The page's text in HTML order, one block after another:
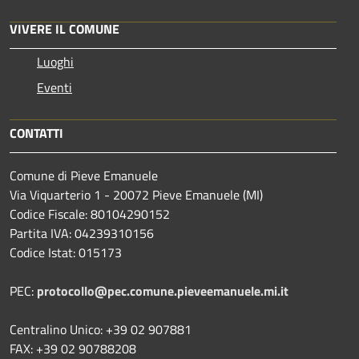
VIVERE IL COMUNE
Luoghi
Eventi
CONTATTI
Comune di Pieve Emanuele
Via Viquarterio 1 - 20072 Pieve Emanuele (MI)
Codice Fiscale: 80104290152
Partita IVA: 04239310156
Codice Istat: 015173
PEC: protocollo@pec.comune.pieveemanuele.mi.it
Centralino Unico: +39 02 907881
FAX: +39 02 90788208